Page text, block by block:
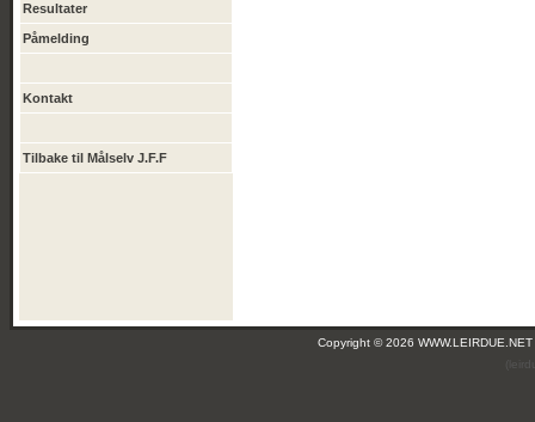
Resultater
Påmelding
Kontakt
Tilbake til Målselv J.F.F
Copyright © 2026